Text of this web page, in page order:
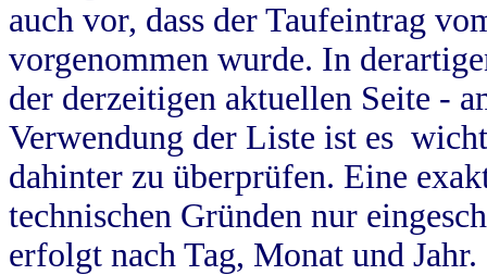
auch vor, dass der Taufeintrag
vorgenommen wurde. In
der derzeitigen aktuellen Seite -
Verwendung der Liste ist es
dahinter zu überprüfen. Eine
technischen Gründen nur
erfolgt nach Tag, Monat und Jahr.